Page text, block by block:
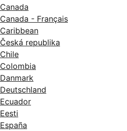
Canada
Canada - Français
Caribbean
Česká republika
Chile
Colombia
Danmark
Deutschland
Ecuador
Eesti
España